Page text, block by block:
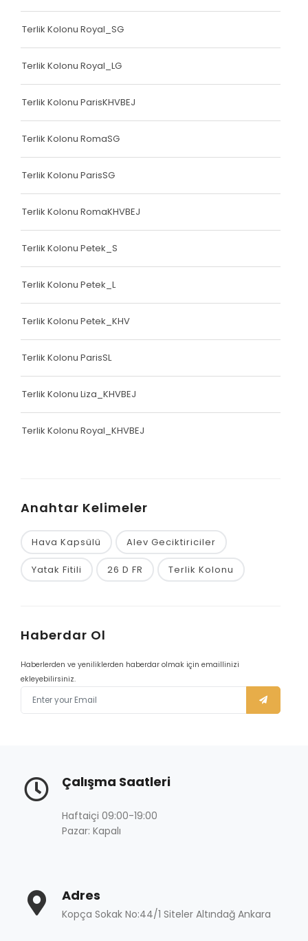
Terlik Kolonu Royal_SG
Terlik Kolonu Royal_LG
Terlik Kolonu ParisKHVBEJ
Terlik Kolonu RomaSG
Terlik Kolonu ParisSG
Terlik Kolonu RomaKHVBEJ
Terlik Kolonu Petek_S
Terlik Kolonu Petek_L
Terlik Kolonu Petek_KHV
Terlik Kolonu ParisSL
Terlik Kolonu Liza_KHVBEJ
Terlik Kolonu Royal_KHVBEJ
Anahtar Kelimeler
Hava Kapsülü Alev Geciktiriciler
Yatak Fitili 26 D FR Terlik Kolonu
Haberdar Ol
Haberlerden ve yeniliklerden haberdar olmak için emaillinizi
ekleyebilirsiniz.
Çalışma Saatleri
Haftaiçi 09:00-19:00
Pazar: Kapalı
Adres
Kopça Sokak No:44/1 Siteler Altındağ Ankara